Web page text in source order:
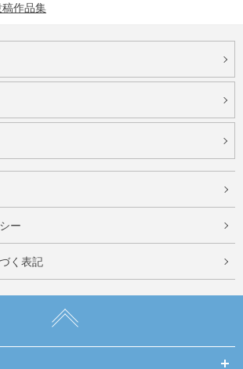
作品集
ー
く表記